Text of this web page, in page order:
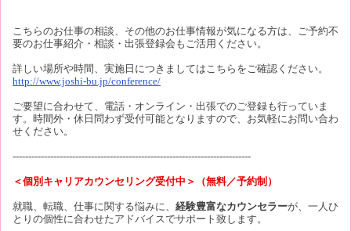
こちらのお仕事の相談、その他のお仕事情報が気になる方は、ご予約不
要のお仕事紹介・相談・出張登録会もご活用ください。
詳しい場所や時間、実施日につきましてはこちらをご確認ください。
http://www.joshi-bu.jp/conference/
ご要望に合わせて、電話・オンライン・出張でのご登録も行っていま
す。時間外・休日問わず受付可能となりますので、お気軽にお問い合わ
せください。
----------------------------------------------------------------------------
＜個別キャリアカウンセリング受付中＞（無料／予約制）
就職、転職、仕事に関する悩みに、 経験豊富なカウンセラーが、一人ひ
とりの個性に合わせたアドバイスでサポート致します。